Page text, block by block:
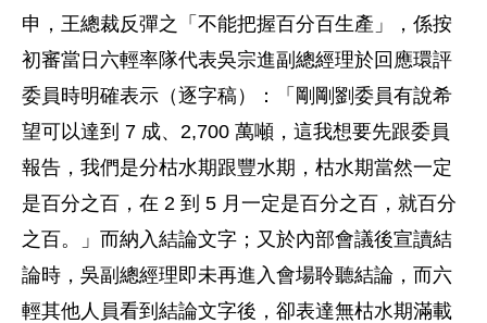
申，王總裁反彈之「不能把握百分百生產」，係按
初審當日六輕率隊代表吳宗進副總經理於回應環評
委員時明確表示（逐字稿）：「剛剛劉委員有說希
望可以達到 7 成、2,700 萬噸，這我想要先跟委員
報告，我們是分枯水期跟豐水期，枯水期當然一定
是百分之百，在 2 到 5 月一定是百分之百，就百分
之百。」而納入結論文字；又於內部會議後宣讀結
論時，吳副總經理即未再進入會場聆聽結論，而六
輕其他人員看到結論文字後，卻表達無枯水期滿載